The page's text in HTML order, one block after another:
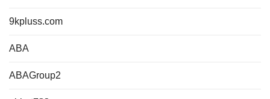
9kpluss.com
ABA
ABAGroup2